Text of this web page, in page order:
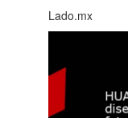
Lado.mx